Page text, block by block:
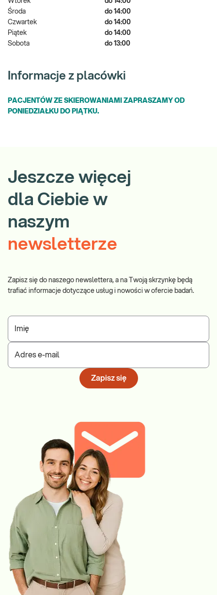
Środa
do 14:00
Czwartek
do 14:00
Piątek
do 14:00
Sobota
do 13:00
Informacje z placówki
PACJENTÓW ZE SKIEROWANIAMI ZAPRASZAMY OD
PONIEDZIAŁKU DO PIĄTKU.
Jeszcze więcej
dla Ciebie w
naszym
newsletterze
Zapisz się do naszego newslettera, a na Twoją skrzynkę będą
trafiać informacje dotyczące usług i nowości w ofercie badań.
Imię
Adres e-mail
Zapisz się